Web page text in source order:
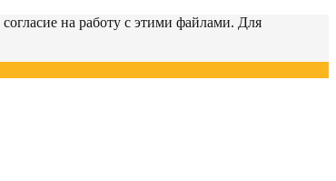
на работу с этими файлами. Для